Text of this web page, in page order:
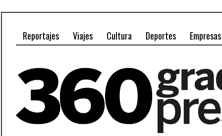
Reportajes Viajes Cultura Deportes Empresas